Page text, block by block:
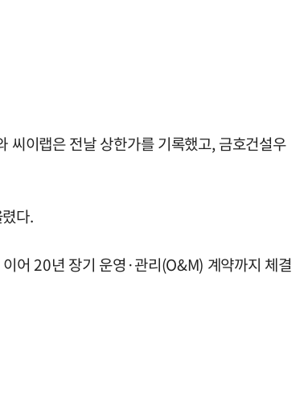
씨이랩은 전날 상한가를 기록했고, 금호건설우
다.
어 20년 장기 운영·관리(O&M) 계약까지 체결